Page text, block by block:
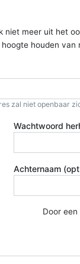
meer uit het
houden
zal niet openbaar
Wachtwoord
Achternaam
Door